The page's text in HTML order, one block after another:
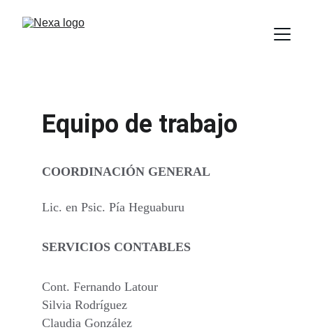
Equipo de trabajo
COORDINACIÓN GENERAL
Lic. en Psic. Pía Heguaburu
SERVICIOS CONTABLES
Cont. Fernando Latour
Silvia Rodríguez
Claudia González